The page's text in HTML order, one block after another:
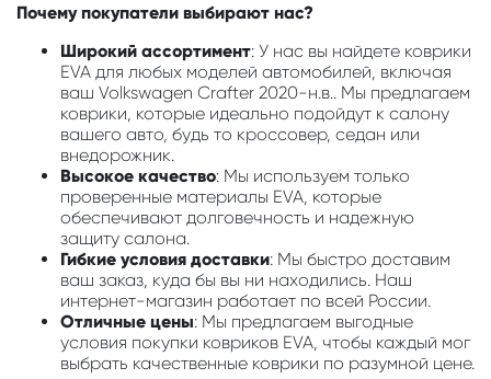
Почему покупатели выбирают нас?
Широкий ассортимент: У нас вы найдете коврики
EVA для любых моделей автомобилей, включая
ваш Volkswagen Crafter 2020-н.в.. Мы предлагаем
коврики, которые идеально подойдут к салону
вашего авто, будь то кроссовер, седан или
внедорожник.
Высокое качество: Мы используем только
проверенные материалы EVA, которые
обеспечивают долговечность и надежную
защиту салона.
Гибкие условия доставки: Мы быстро доставим
ваш заказ, куда бы вы ни находились. Наш
интернет-магазин работает по всей России.
Отличные цены: Мы предлагаем выгодные
условия покупки ковриков EVA, чтобы каждый мог
выбрать качественные коврики по разумной цене.